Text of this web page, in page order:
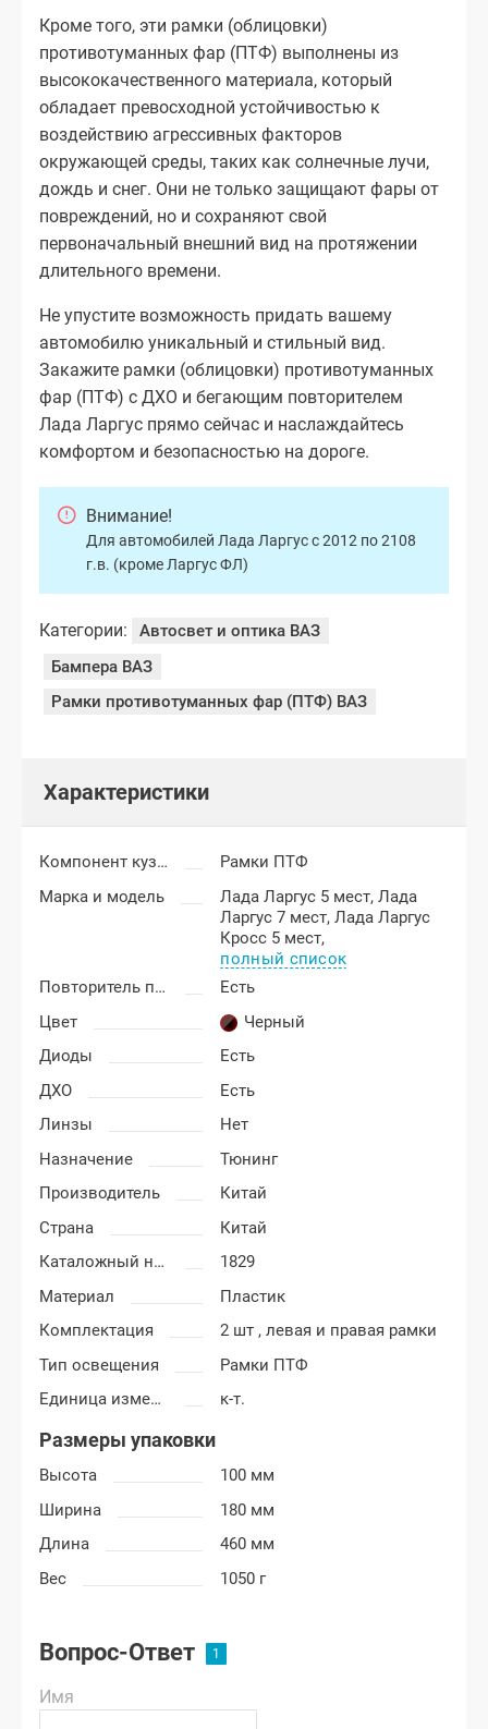
Кроме того, эти рамки (облицовки)
противотуманных фар (ПТФ) выполнены из
высококачественного материала, который
обладает превосходной устойчивостью к
воздействию агрессивных факторов
окружающей среды, таких как солнечные лучи,
дождь и снег. Они не только защищают фары от
повреждений, но и сохраняют свой
первоначальный внешний вид на протяжении
длительного времени.
Не упустите возможность придать вашему
автомобилю уникальный и стильный вид.
Закажите рамки (облицовки) противотуманных
фар (ПТФ) с ДХО и бегающим повторителем
Лада Ларгус прямо сейчас и наслаждайтесь
комфортом и безопасностью на дороге.
Внимание!
Для автомобилей Лада Ларгус с 2012 по 2108
г.в. (кроме Ларгус ФЛ)
Категории:
Автосвет и оптика ВАЗ
Бампера ВАЗ
Рамки противотуманных фар (ПТФ) ВАЗ
Характеристики
Компонент кузова
Рамки ПТФ
Марка и модель
Лада Ларгус 5 мест,Лада
Ларгус 7 мест,Лада Ларгус
Кросс 5 мест,
полный список
Повторитель поворотника
Есть
Цвет
Черный
Диоды
Есть
ДХО
Есть
Линзы
Нет
Назначение
Тюнинг
Производитель
Китай
Страна
Китай
Каталожный номер
1829
Материал
Пластик
Комплектация
2 шт , левая и правая рамки
Тип освещения
Рамки ПТФ
Единица измерения
к-т.
Размеры упаковки
Высота
100 мм
Ширина
180 мм
Длина
460 мм
Вес
1050 г
Вопрос-Ответ
Имя